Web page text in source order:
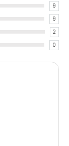
9
9
2
0